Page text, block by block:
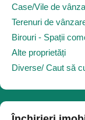
Case/Vile de
Terenuri de
Birouri - Spații
Alte proprietăți
Diverse/ Caut să